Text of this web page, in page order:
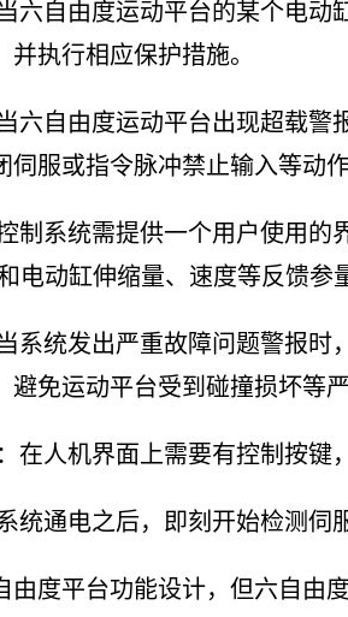
自由度运动平台的某个电动
执行相应保护措施。
自由度运动平台出现超载警
伺服或指令脉冲禁止输入等动
系统需提供一个用户使用的
电动缸伸缩量、速度等反馈参
统发出严重故障问题警报时
避免运动平台受到碰撞损坏等
人机界面上需要有控制按键，
通电之后，即刻开始检测伺服
平台功能设计，但六自由度